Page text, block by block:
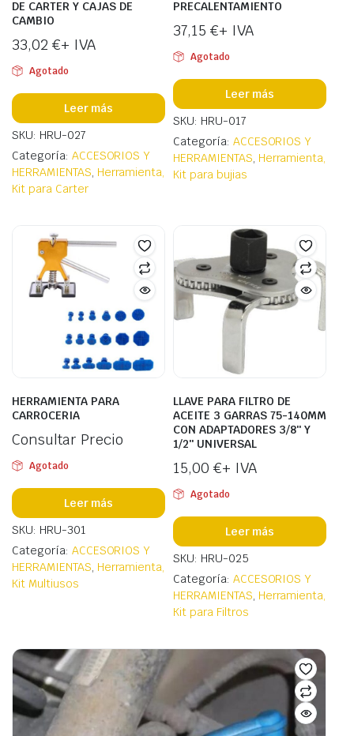
DE CARTER Y CAJAS DE
CAMBIO
33,02 €+ IVA
Agotado
Leer más
SKU: HRU-027
Categoría: ACCESORIOS Y
HERRAMIENTAS, Herramienta,
Kit para Carter
PRECALENTAMIENTO
37,15 €+ IVA
Agotado
Leer más
SKU: HRU-017
Categoría: ACCESORIOS Y
HERRAMIENTAS, Herramienta,
Kit para bujias
HERRAMIENTA PARA
CARROCERIA
Consultar Precio
Agotado
Leer más
SKU: HRU-301
Categoría: ACCESORIOS Y
HERRAMIENTAS, Herramienta,
Kit Multiusos
LLAVE PARA FILTRO DE
ACEITE 3 GARRAS 75-140MM
CON ADAPTADORES 3/8″ Y
1/2″ UNIVERSAL
15,00 €+ IVA
Agotado
Leer más
SKU: HRU-025
Categoría: ACCESORIOS Y
HERRAMIENTAS, Herramienta,
Kit para Filtros